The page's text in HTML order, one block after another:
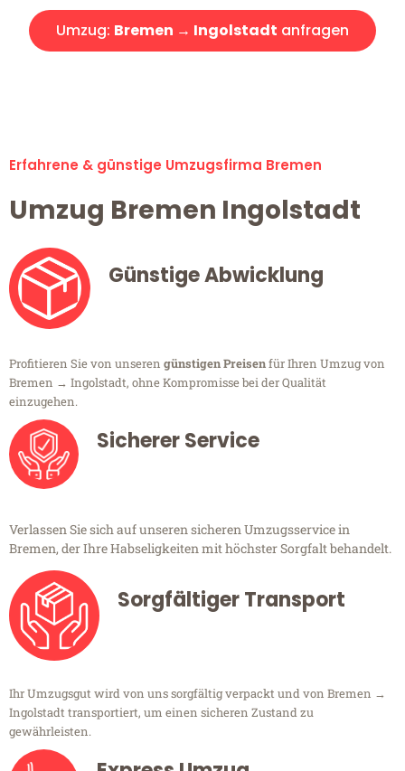
Umzug: Bremen → Ingolstadt anfragen
Erfahrene & günstige Umzugsfirma Bremen
Umzug Bremen Ingolstadt
Günstige Abwicklung
Profitieren Sie von unseren günstigen Preisenfür Ihren Umzug von
Bremen → Ingolstadt, ohne Kompromisse bei der Qualität
einzugehen.
Sicherer Service
Verlassen Sie sich auf unseren sicheren Umzugsservice in
Bremen, der Ihre Habseligkeiten mit höchster Sorgfalt behandelt.
Sorgfältiger Transport
Ihr Umzugsgut wird von uns sorgfältig verpackt und von Bremen →
Ingolstadt transportiert, um einen sicheren Zustand zu
gewährleisten.